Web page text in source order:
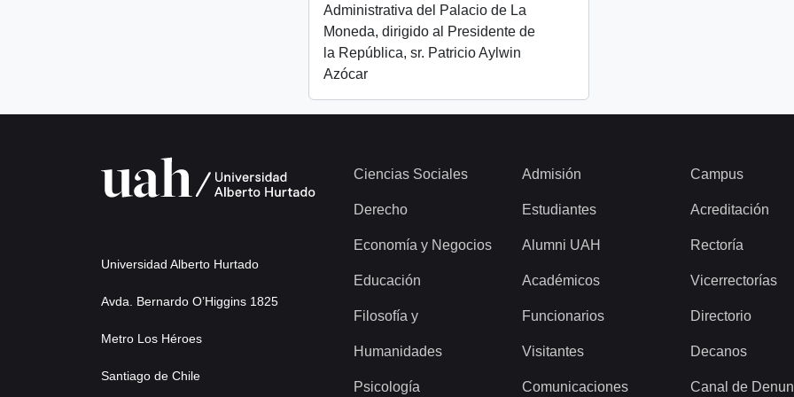
Administrativa del Palacio de La
Moneda, dirigido al Presidente de
la República, sr. Patricio Aylwin
Azócar
Universidad Alberto Hurtado
Avda. Bernardo O’Higgins 1825
Metro Los Héroes
Santiago de Chile
Ciencias Sociales
Derecho
Economía y Negocios
Educación
Filosofía y
Humanidades
Psicología
Admisión
Estudiantes
Alumni UAH
Académicos
Funcionarios
Visitantes
Comunicaciones
Campus
Acreditación
Rectoría
Vicerrectorías
Directorio
Decanos
Canal de